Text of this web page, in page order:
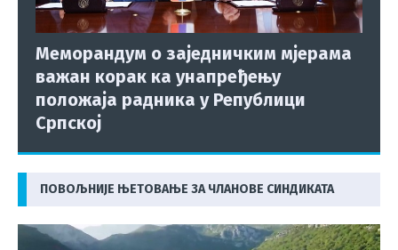
Меморандум о заједничким мјерама
важан корак ка унапређењу
положаја радника у Републици
Српској
ПОВОЉНИЈЕ ЊЕТОВАЊЕ ЗА ЧЛАНОВЕ СИНДИКАТА